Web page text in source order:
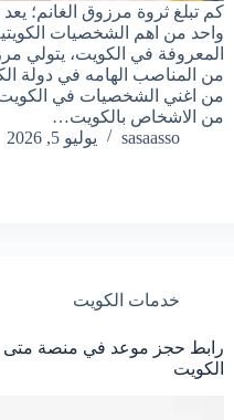
كم تبلغ ثروة مرزوق الغانم؛
واحد من اهم الشخصيات
المعروفة في الكويت، يتولي
من المناصب الهامه في دولة
من اغني الشخصيات في الكويت،
من الاشخاص بالكويت…
sasaasso
يوليو 5, 2026
خدمات الكويت
الكويت